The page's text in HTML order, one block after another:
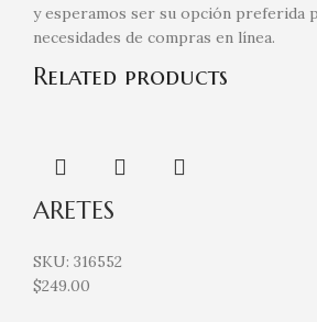
y esperamos ser su opción preferida
necesidades de compras en línea.
Related products
ARETES
SKU: 316552
$249.00